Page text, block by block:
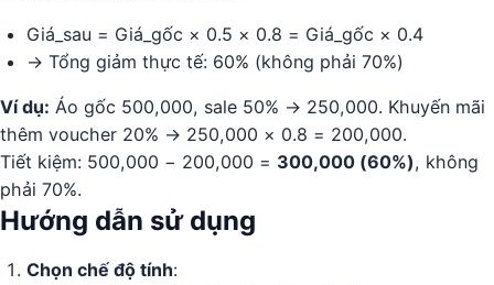
Giá_sau = Giá_gốc × 0.5 × 0.8 = Giá_gốc × 0.4
→ Tổng giảm thực tế: 60% (không phải 70%)
Ví dụ: Áo gốc 500,000, sale 50% → 250,000. Khuyến mãi
thêm voucher 20% → 250,000 × 0.8 = 200,000.
Tiết kiệm: 500,000 − 200,000 = 300,000 (60%), không
phải 70%.
Hướng dẫn sử dụng
Chọn chế độ tính: